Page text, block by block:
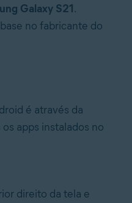
Galaxy S21.
no fabricante do
é através da
apps instalados no
direito da tela e